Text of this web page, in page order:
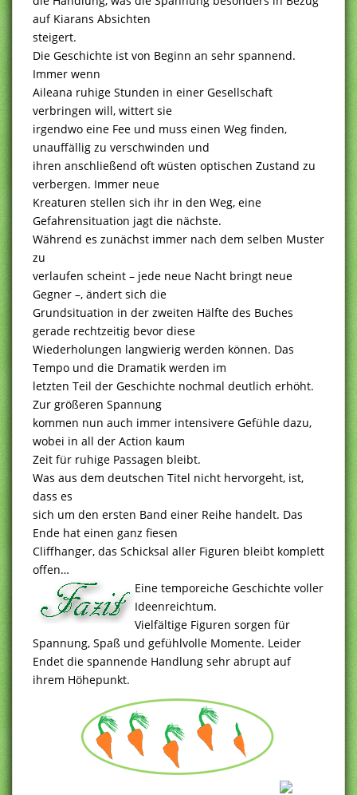
auf Kiarans Absichten
steigert.
Die Geschichte ist von Beginn an sehr spannend.
Immer wenn
Aileana ruhige Stunden in einer Gesellschaft
verbringen will, wittert sie
irgendwo eine Fee und muss einen Weg finden,
unauffällig zu verschwinden und
ihren anschließend oft wüsten optischen Zustand zu
verbergen. Immer neue
Kreaturen stellen sich ihr in den Weg, eine
Gefahrensituation jagt die nächste.
Während es zunächst immer nach dem selben Muster
zu
verlaufen scheint – jede neue Nacht bringt neue
Gegner –, ändert sich die
Grundsituation in der zweiten Hälfte des Buches
gerade rechtzeitig bevor diese
Wiederholungen langwierig werden können. Das
Tempo und die Dramatik werden im
letzten Teil der Geschichte nochmal deutlich erhöht.
Zur größeren Spannung
kommen nun auch immer intensivere Gefühle dazu,
wobei in all der Action kaum
Zeit für ruhige Passagen bleibt.
Was aus dem deutschen Titel nicht hervorgeht, ist,
dass es
sich um den ersten Band einer Reihe handelt. Das
Ende hat einen ganz fiesen
Cliffhanger, das Schicksal aller Figuren bleibt komplett
offen…
Eine temporeiche Geschichte voller
Ideenreichtum.
Vielfältige Figuren sorgen für
Spannung, Spaß und gefühlvolle Momente. Leider
Endet die spannende Handlung sehr abrupt auf
ihrem Höhepunkt.